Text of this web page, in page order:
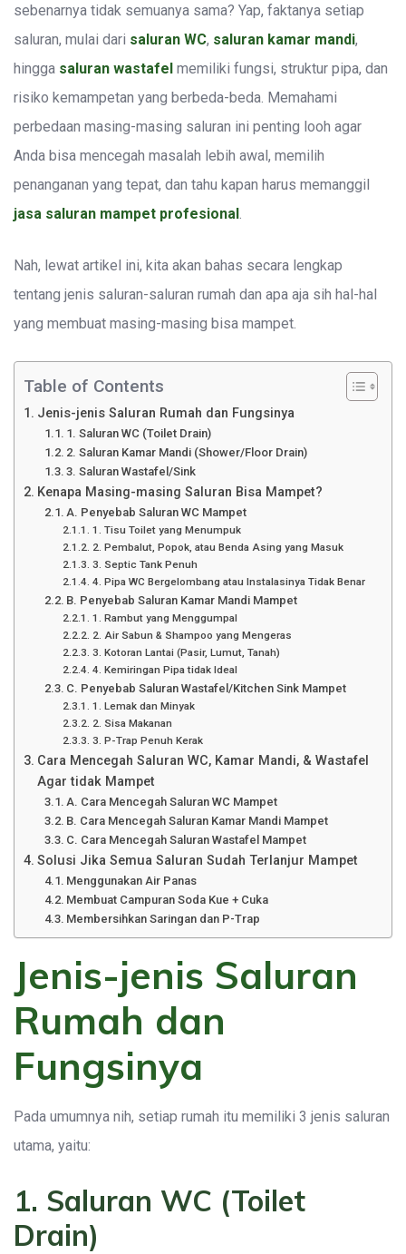
sebenarnya tidak semuanya sama? Yap, faktanya setiap
saluran, mulai dari saluran WC, saluran kamar mandi,
hingga saluran wastafel memiliki fungsi, struktur pipa, dan
risiko kemampetan yang berbeda-beda. Memahami
perbedaan masing-masing saluran ini penting looh agar
Anda bisa mencegah masalah lebih awal, memilih
penanganan yang tepat, dan tahu kapan harus memanggil
jasa saluran mampet profesional
Nah, lewat artikel ini, kita akan bahas secara lengkap
tentang jenis saluran-saluran rumah dan apa aja sih hal-hal
yang membuat masing-masing bisa mampet.
Table of Contents
Jenis-jenis Saluran Rumah dan Fungsinya
1. Saluran WC (Toilet Drain)
2. Saluran Kamar Mandi (Shower/Floor Drain)
3. Saluran Wastafel/Sink
Kenapa Masing-masing Saluran Bisa Mampet?
A. Penyebab Saluran WC Mampet
1. Tisu Toilet yang Menumpuk
2. Pembalut, Popok, atau Benda Asing yang Masuk
3. Septic Tank Penuh
4. Pipa WC Bergelombang atau Instalasinya Tidak Benar
B. Penyebab Saluran Kamar Mandi Mampet
1. Rambut yang Menggumpal
2. Air Sabun & Shampoo yang Mengeras
3. Kotoran Lantai (Pasir, Lumut, Tanah)
4. Kemiringan Pipa tidak Ideal
C. Penyebab Saluran Wastafel/Kitchen Sink Mampet
1. Lemak dan Minyak
2. Sisa Makanan
3. P-Trap Penuh Kerak
Cara Mencegah Saluran WC, Kamar Mandi, & Wastafel
Agar tidak Mampet
A. Cara Mencegah Saluran WC Mampet
B. Cara Mencegah Saluran Kamar Mandi Mampet
C. Cara Mencegah Saluran Wastafel Mampet
Solusi Jika Semua Saluran Sudah Terlanjur Mampet
Menggunakan Air Panas
Membuat Campuran Soda Kue + Cuka
Membersihkan Saringan dan P-Trap
Jenis-jenis Saluran
Rumah dan
Fungsinya
Pada umumnya nih, setiap rumah itu memiliki 3 jenis saluran
utama, yaitu:
1. Saluran WC (Toilet
Drain)